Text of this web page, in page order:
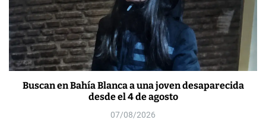
Buscan en Bahía Blanca a una joven desaparecida
desde el 4 de agosto
07/08/2026